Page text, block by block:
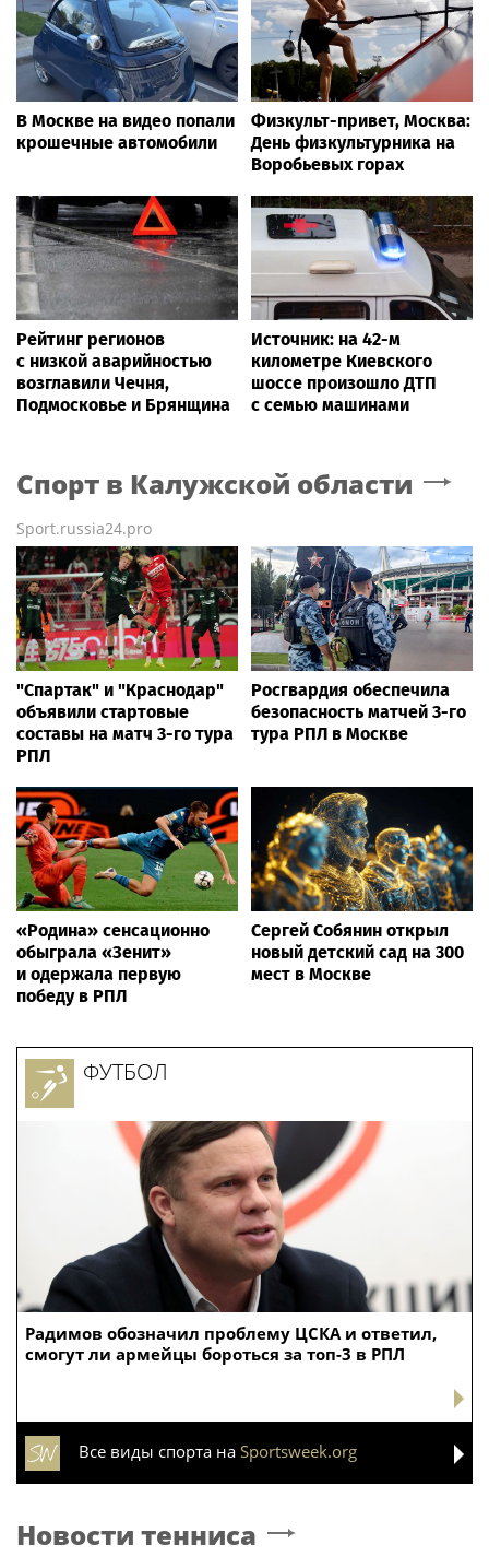
В Москве на видео попали
крошечные автомобили
Физкульт-привет, Москва:
День физкультурника на
Воробьевых горах
Рейтинг регионов
с низкой аварийностью
возглавили Чечня,
Подмосковье и Брянщина
Источник: на 42-м
километре Киевского
шоссе произошло ДТП
с семью машинами
Спорт в Калужской области
Sport.russia24.pro
"Спартак" и "Краснодар"
объявили стартовые
составы на матч 3-го тура
РПЛ
Росгвардия обеспечила
безопасность матчей 3-го
тура РПЛ в Москве
«Родина» сенсационно
обыграла «Зенит»
и одержала первую
победу в РПЛ
Сергей Собянин открыл
новый детский сад на 300
мест в Москве
Радимов обозначил проблему ЦСКА и ответил,
смогут ли армейцы бороться за топ-3 в РПЛ
ФУТБОЛ
Все виды спорта на Sportsweek.org
Новости тенниса